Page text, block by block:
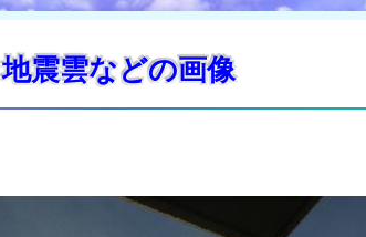
地震雲などの画像